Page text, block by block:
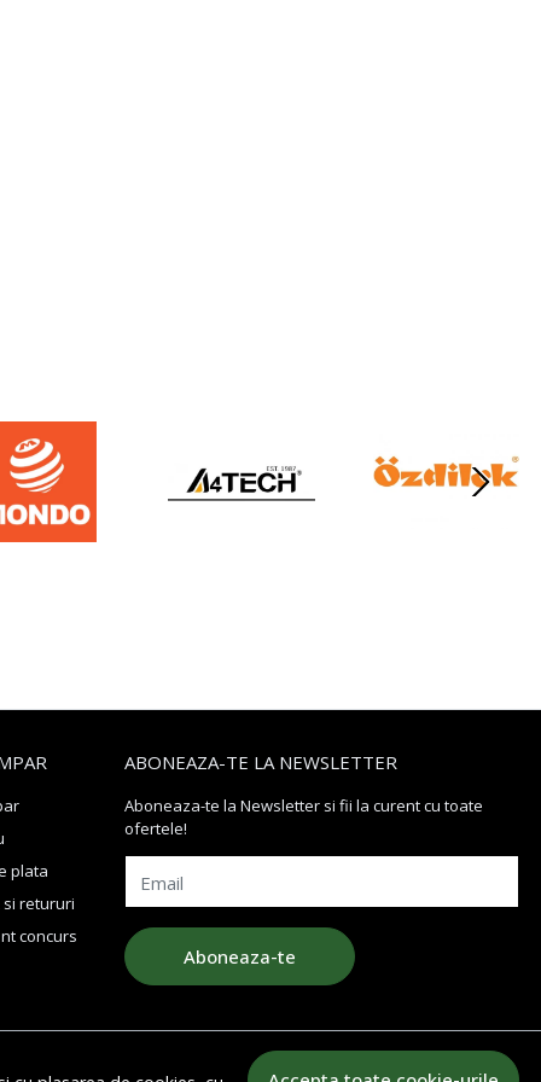
plata
retururi
concurs
ABONEAZA-TE LA NEWSLETTER
Aboneaza-te la Newsletter si fii la curent cu toate
ofertele!
Email
Aboneaza-te